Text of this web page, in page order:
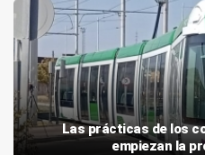
Las prácticas de los
empiezan la